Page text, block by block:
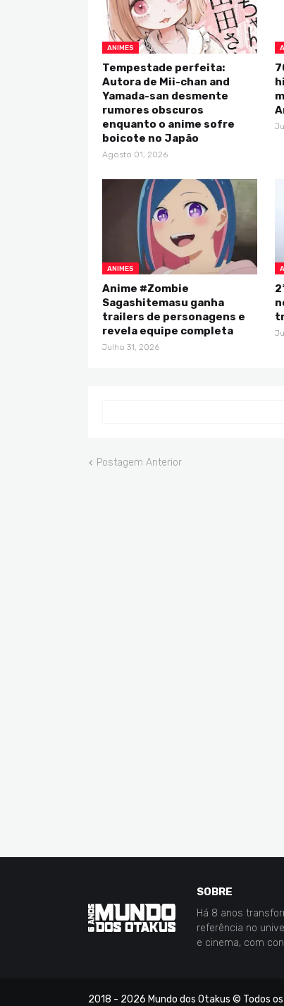
ANIMES
Tempestade perfeita:
Autora de Mii-chan and
Yamada-san desmente
rumores obscuros
enquanto o anime sofre
boicote no Japão
Agosto 01, 2026
ANIMES
Anime #Zombie
Sagashitemasu ganha
trailers de personagens e
revela equipe completa
Julho 31, 2026
Postagem Anterior
SOBRE
Há 8 anos
referência no
e cinema, com
2018 - 2026 Mundo dos Otakus © Todos